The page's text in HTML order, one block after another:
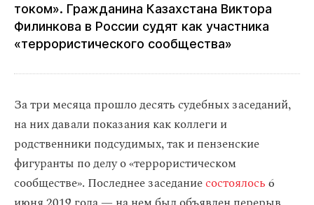
током». Гражданина Казахстана Виктора
Филинкова в России судят как участника
«террористического сообщества»
За три месяца прошло десять судебных заседаний,
на них давали показания как коллеги и
родственники подсудимых, так и пензенские
фигуранты по делу о «террористическом
сообществе». Последнее заседаниесостоялось6